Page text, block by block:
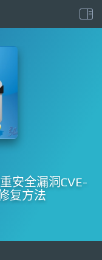
安全漏洞CVE-
复方法